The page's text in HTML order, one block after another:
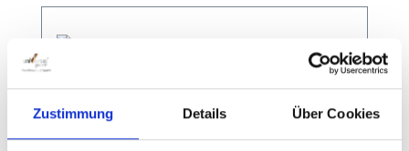
Zustimmung Details Über Cookies